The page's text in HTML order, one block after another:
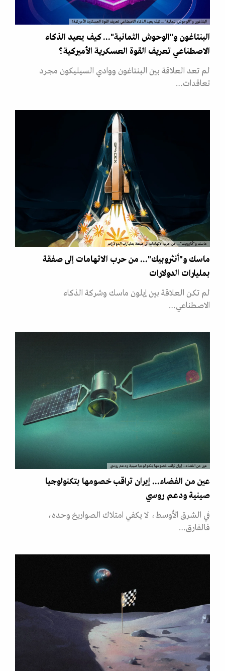
البنتاغون و"الوحوش الثمانية"... كيف يعيد الذكاء الاصطناعي تعريف القوة العسكرية الأميركية؟
البنتاغون و"الوحوش الثمانية"... كيف يعيد الذكاء
الاصطناعي تعريف القوة العسكرية الأميركية؟
لم تعد العلاقة بين البنتاغون ووادي السيليكون مجرد
تعاقدات…
ماسك و"أنثروبيك"... من حرب الاتهامات إلى صفقة بمليارات الدولارات
ماسك و"أنثروبيك"... من حرب الاتهامات إلى صفقة
بمليارات الدولارات
لم تكن العلاقة بين إيلون ماسك وشركة الذكاء
الاصطناعي…
عين من الفضاء... إيران تراقب خصومها بتكنولوجيا صينية ودعم روسي
عين من الفضاء... إيران تراقب خصومها بتكنولوجيا
صينية ودعم روسي
في الشرق الأوسط، لا يكفي امتلاك الصواريخ وحده،
فالفارق…